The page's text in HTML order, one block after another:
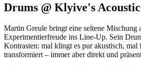
Drums @ Klyive's
Martin Greule bringt eine seltene Mischung
Experimentierfreude ins Line-Up. Sein
Kontrasten: mal klingt es pur akustisch, mal
transformiert – immer aber direkt und